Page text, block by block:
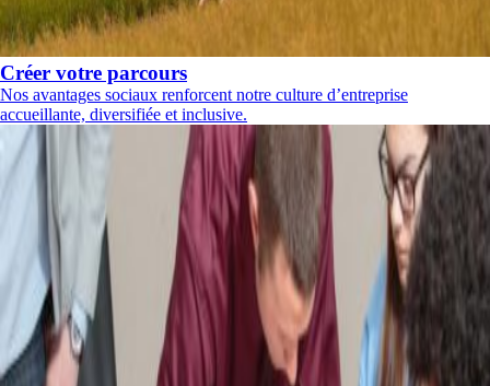
Créer votre parcours
Nos avantages sociaux renforcent notre culture d’entreprise
accueillante, diversifiée et inclusive.